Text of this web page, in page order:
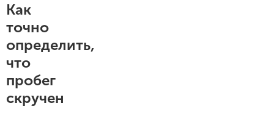
Как
точно
определить,
что
пробег
скручен